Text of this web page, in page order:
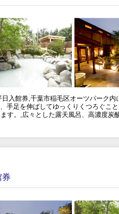
入館券,千葉市稲毛区オーツパーク
手足を伸ばしてゆっくりくつろぐこ
す。,広々とした露天風呂、高濃度炭